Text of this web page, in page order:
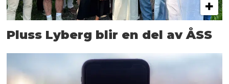
Pluss Lyberg blir en del av ÅSS